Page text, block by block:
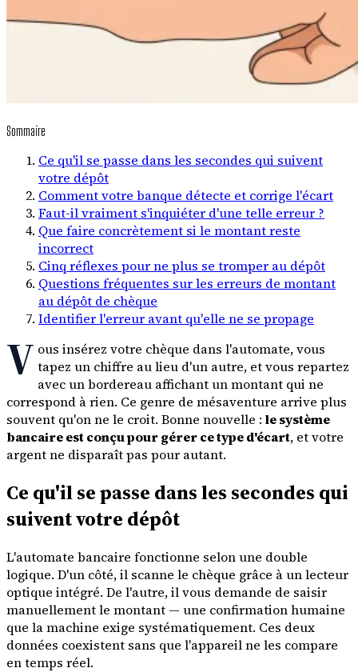
Sommaire
Ce qu'il se passe dans les secondes qui suivent
votre dépôt
Comment votre banque détecte et corrige l'écart
Faut-il vraiment s'inquiéter d'une telle erreur ?
Que faire concrètement si le montant reste
incorrect
Cinq réflexes pour ne plus se tromper au dépôt
Questions fréquentes sur les erreurs de montant
au dépôt de chèque
Identifier l'erreur avant qu'elle ne se propage
V ous insérez votre chèque dans l'automate, vous
tapez un chiffre au lieu d'un autre, et vous repartez
avec un bordereau affichant un montant qui ne
correspond à rien. Ce genre de mésaventure arrive plus
souvent qu'on ne le croit. Bonne nouvelle : le système
bancaire est conçu pour gérer ce type d'écart, et votre
argent ne disparaît pas pour autant.
Ce qu'il se passe dans les secondes qui
suivent votre dépôt
L'automate bancaire fonctionne selon une double
logique. D'un côté, il scanne le chèque grâce à un lecteur
optique intégré. De l'autre, il vous demande de saisir
manuellement le montant — une confirmation humaine
que la machine exige systématiquement. Ces deux
données coexistent sans que l'appareil ne les compare
en temps réel.